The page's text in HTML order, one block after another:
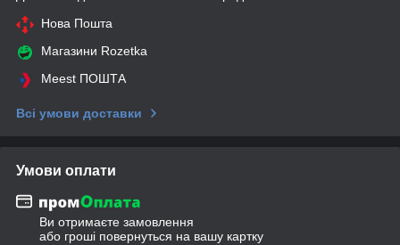
Нова Пошта
Магазини Rozetka
Meest ПОШТА
Всі умови доставки
Умови оплати
Ви отримаєте замовлення
або гроші повернуться на вашу картку